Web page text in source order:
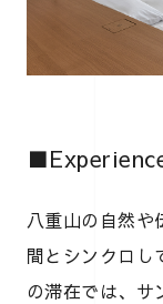
八重山の自然や
間とシンクロ
の滞在では、サ